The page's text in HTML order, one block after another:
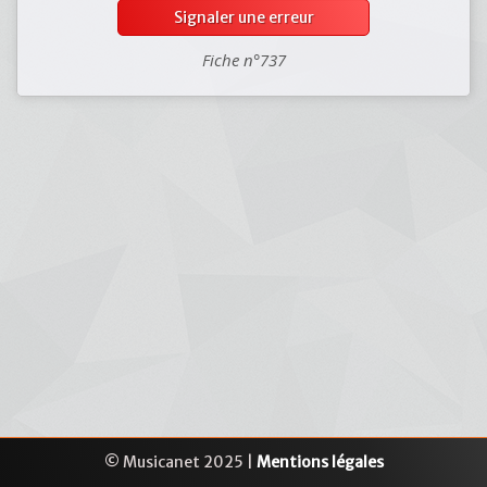
Signaler une erreur
Fiche n°737
© Musicanet 2025 | Mentions légales